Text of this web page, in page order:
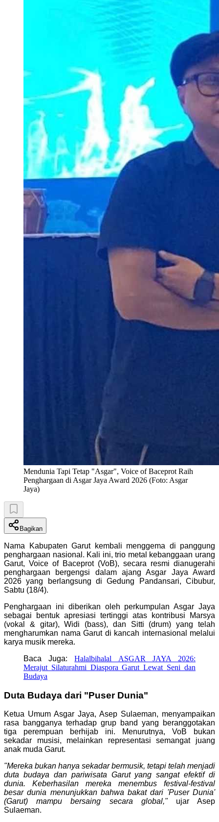
Mendunia Tapi Tetap "Asgar", Voice of Baceprot Raih
Penghargaan di Asgar Jaya Award 2026 (Foto: Asgar
Jaya)
Bagikan
Nama Kabupaten Garut kembali menggema di panggung
penghargaan nasional. Kali ini, trio metal kebanggaan urang
Garut, Voice of Baceprot (VoB), secara resmi dianugerahi
penghargaan bergengsi dalam ajang Asgar Jaya Award
2026 yang berlangsung di Gedung Pandansari, Cibubur,
Sabtu (18/4).
Penghargaan ini diberikan oleh perkumpulan Asgar Jaya
sebagai bentuk apresiasi tertinggi atas kontribusi Marsya
(vokal & gitar), Widi (bass), dan Sitti (drum) yang telah
mengharumkan nama Garut di kancah internasional melalui
karya musik mereka.
Baca Juga:Halalbihalal ASGAR JAYA 2026:
Merajut Silaturahmi Diaspora Garut Lewat Seni dan
Budaya
Duta Budaya dari "Puser Dunia"
Ketua Umum Asgar Jaya, Asep Sulaeman, menyampaikan
rasa bangganya terhadap grup band yang beranggotakan
tiga perempuan berhijab ini. Menurutnya, VoB bukan
sekadar musisi, melainkan representasi semangat juang
anak muda Garut.
"Mereka bukan hanya sekadar bermusik, tetapi telah menjadi
duta budaya dan pariwisata Garut yang sangat efektif di
dunia. Keberhasilan mereka menembus festival-festival
besar dunia menunjukkan bahwa bakat dari 'Puser Dunia'
(Garut) mampu bersaing secara global," ujar Asep
Sulaeman.